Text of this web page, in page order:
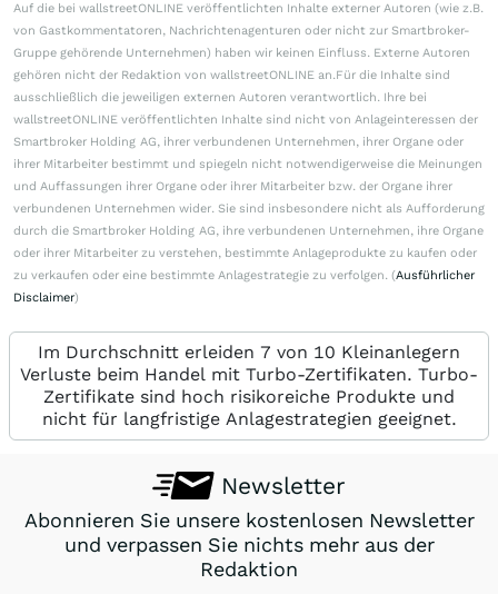
Auf die bei wallstreetONLINE veröffentlichten Inhalte externer Autoren (wie z.B.
von Gastkommentatoren, Nachrichtenagenturen oder nicht zur Smartbroker-
Gruppe gehörende Unternehmen) haben wir keinen Einfluss. Externe Autoren
gehören nicht der Redaktion von wallstreetONLINE an.Für die Inhalte sind
ausschließlich die jeweiligen externen Autoren verantwortlich. Ihre bei
wallstreetONLINE veröffentlichten Inhalte sind nicht von Anlageinteressen der
Smartbroker Holding AG, ihrer verbundenen Unternehmen, ihrer Organe oder
ihrer Mitarbeiter bestimmt und spiegeln nicht notwendigerweise die Meinungen
und Auffassungen ihrer Organe oder ihrer Mitarbeiter bzw. der Organe ihrer
verbundenen Unternehmen wider. Sie sind insbesondere nicht als Aufforderung
durch die Smartbroker Holding AG, ihre verbundenen Unternehmen, ihre Organe
oder ihrer Mitarbeiter zu verstehen, bestimmte Anlageprodukte zu kaufen oder
zu verkaufen oder eine bestimmte Anlagestrategie zu verfolgen. (Ausführlicher
Disclaimer)
Im Durchschnitt erleiden 7 von 10 Kleinanlegern
Verluste beim Handel mit Turbo-Zertifikaten. Turbo-
Zertifikate sind hoch risikoreiche Produkte und
nicht für langfristige Anlagestrategien geeignet.
Newsletter
Abonnieren Sie unsere kostenlosen Newsletter
und verpassen Sie nichts mehr aus der
Redaktion